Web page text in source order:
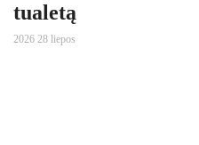
tualetą
2026 28 liepos